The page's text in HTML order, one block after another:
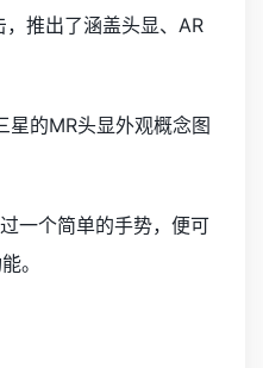
推出了涵盖头显、AR
的MR头显外观概念图
一个简单的手势，便可
。